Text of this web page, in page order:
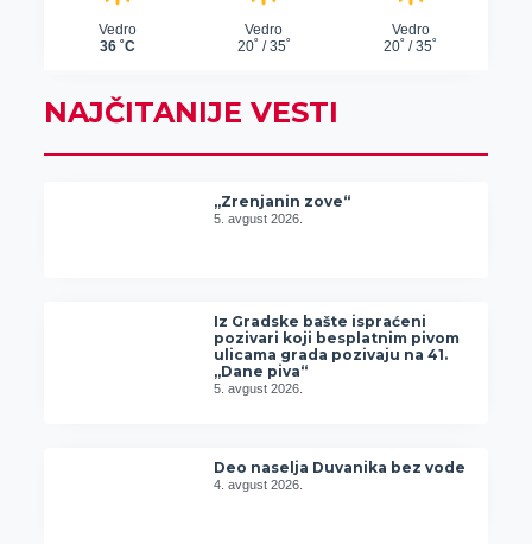
NAJČITANIJE VESTI
„Zrenjanin zove“
5. avgust 2026.
Iz Gradske bašte ispraćeni
pozivari koji besplatnim pivom
ulicama grada pozivaju na 41.
„Dane piva“
5. avgust 2026.
Deo naselja Duvanika bez vode
4. avgust 2026.